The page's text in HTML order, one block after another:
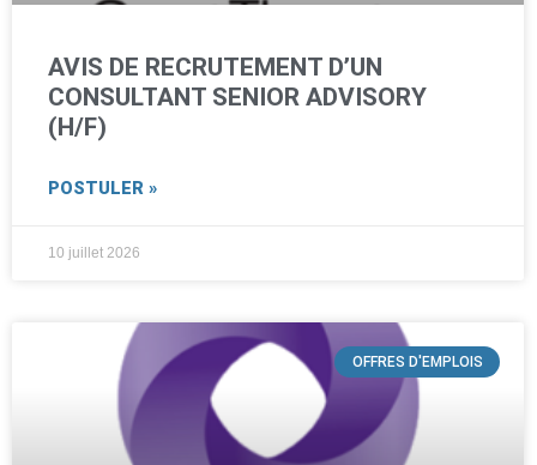
AVIS DE RECRUTEMENT D’UN
CONSULTANT SENIOR ADVISORY
(H/F)
POSTULER »
10 juillet 2026
OFFRES D'EMPLOIS